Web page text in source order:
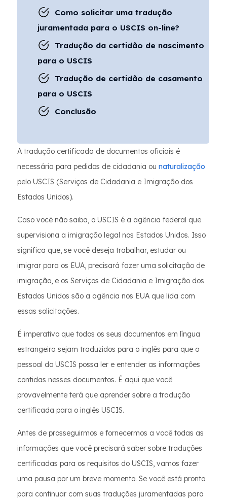
Como solicitar uma tradução
juramentada para o USCIS on-line?
Tradução da certidão de nascimento
para o USCIS
Tradução de certidão de casamento
para o USCIS
Conclusão
A tradução certificada de documentos oficiais é
necessária para pedidos de cidadania ou naturalização
pelo USCIS (Serviços de Cidadania e Imigração dos
Estados Unidos).
Caso você não saiba, o USCIS é a agência federal que
supervisiona a imigração legal nos Estados Unidos. Isso
significa que, se você deseja trabalhar, estudar ou
imigrar para os EUA, precisará fazer uma solicitação de
imigração, e os Serviços de Cidadania e Imigração dos
Estados Unidos são a agência nos EUA que lida com
essas solicitações.
É imperativo que todos os seus documentos em língua
estrangeira sejam traduzidos para o inglês para que o
pessoal do USCIS possa ler e entender as informações
contidas nesses documentos. É aqui que você
provavelmente terá que aprender sobre a tradução
certificada para o inglês USCIS.
Antes de prosseguirmos e fornecermos a você todas as
informações que você precisará saber sobre traduções
certificadas para os requisitos do USCIS, vamos fazer
uma pausa por um breve momento. Se você está pronto
para continuar com suas traduções juramentadas para